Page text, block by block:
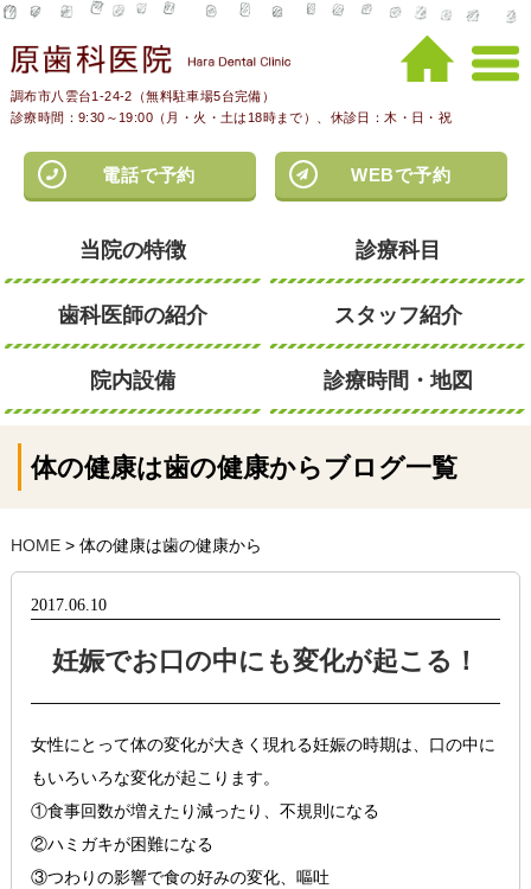
調布市八雲台1-24-2（無料駐車場5台完備）
診療時間：9:30～19:00（月・火・土は18時まで）、休診日：木・日・祝
電話で予約 WEBで予約
当院の特徴 診療科目
歯科医師の紹介 スタッフ紹介
院内設備 診療時間・地図
体の健康は歯の健康からブログ一覧
HOME> 体の健康は歯の健康から
2017.06.10
妊娠でお口の中にも変化が起こる！
女性にとって体の変化が大きく現れる妊娠の時期は、口の中に
もいろいろな変化が起こります。
①食事回数が増えたり減ったり、不規則になる
②ハミガキが困難になる
③つわりの影響で食の好みの変化、嘔吐